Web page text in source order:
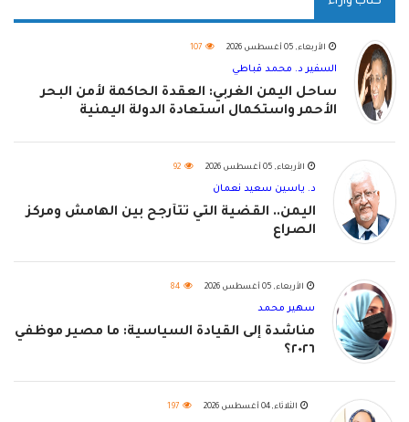
الأربعاء, 05 أغسطس 2026 107
السفير د. محمد قباطي
ساحل اليمن الغربي: العقدة الحاكمة لأمن البحر
الأحمر واستكمال استعادة الدولة اليمنية
الأربعاء, 05 أغسطس 2026 92
د. ياسين سعيد نعمان
اليمن.. القضية التي تتأرجح بين الهامش ومركز
الصراع
الأربعاء, 05 أغسطس 2026 84
سهير محمد
مناشدة إلى القيادة السياسية: ما مصير موظفي
٢٠٢٦؟
الثلاثاء, 04 أغسطس 2026 197